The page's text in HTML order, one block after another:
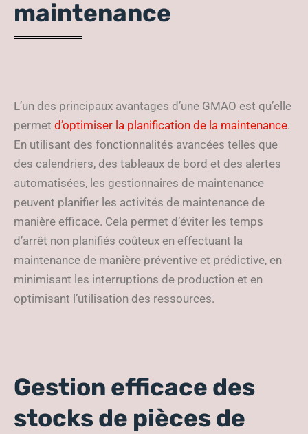
maintenance
L’un des principaux avantages d’une GMAO est qu’elle
permet d’optimiser la planification de la maintenance.
En utilisant des fonctionnalités avancées telles que
des calendriers, des tableaux de bord et des alertes
automatisées, les gestionnaires de maintenance
peuvent planifier les activités de maintenance de
manière efficace. Cela permet d’éviter les temps
d’arrêt non planifiés coûteux en effectuant la
maintenance de manière préventive et prédictive, en
minimisant les interruptions de production et en
optimisant l’utilisation des ressources.
Gestion efficace des
stocks de pièces de